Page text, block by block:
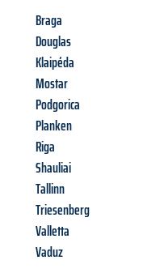
Braga
Douglas
Klaipéda
Mostar
Podgorica
Planken
Riga
Shauliai
Tallinn
Triesenberg
Valletta
Vaduz